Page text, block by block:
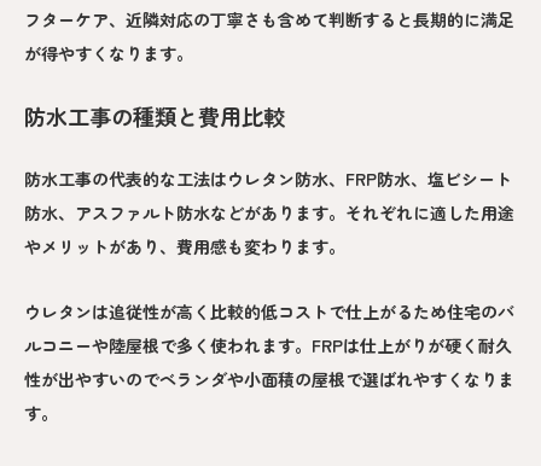
フターケア、近隣対応の丁寧さも含めて判断すると長期的に満足
が得やすくなります。
防水工事の種類と費用比較
防水工事の代表的な工法はウレタン防水、FRP防水、塩ビシート
防水、アスファルト防水などがあります。それぞれに適した用途
やメリットがあり、費用感も変わります。
ウレタンは追従性が高く比較的低コストで仕上がるため住宅のバ
ルコニーや陸屋根で多く使われます。FRPは仕上がりが硬く耐久
性が出やすいのでベランダや小面積の屋根で選ばれやすくなりま
す。